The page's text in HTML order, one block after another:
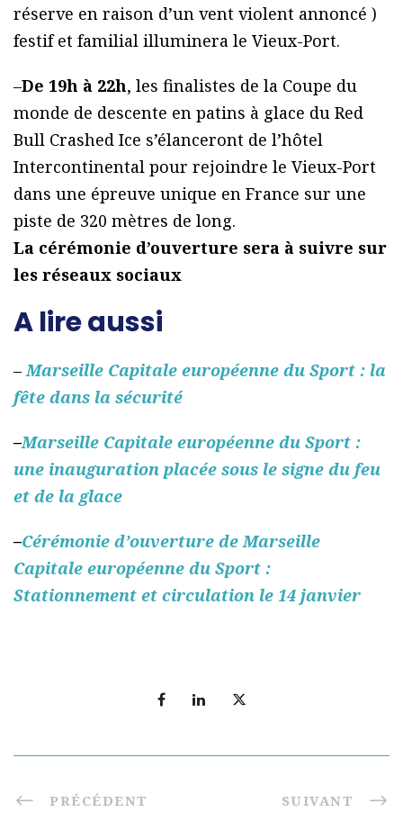
réserve en raison d’un vent violent annoncé )
festif et familial illuminera le Vieux-Port.
–De 19h à 22h, les finalistes de la Coupe du
monde de descente en patins à glace du Red
Bull Crashed Ice s’élanceront de l’hôtel
Intercontinental pour rejoindre le Vieux-Port
dans une épreuve unique en France sur une
piste de 320 mètres de long.
La cérémonie d’ouverture sera à suivre sur
les réseaux sociaux
A lire aussi
– Marseille Capitale européenne du Sport : la
fête dans la sécurité
–Marseille Capitale européenne du Sport :
une inauguration placée sous le signe du feu
et de la glace
–Cérémonie d’ouverture de Marseille
Capitale européenne du Sport :
Stationnement et circulation le 14 janvier
PRÉCÉDENT SUIVANT